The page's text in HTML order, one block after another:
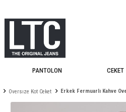
PANTOLON CEKET
Oversıze Kot Ceket Erkek Fermuarlı Kahve